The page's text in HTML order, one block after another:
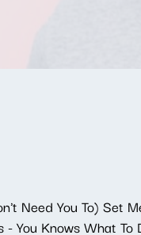
Need You To) Set
You Knows What To